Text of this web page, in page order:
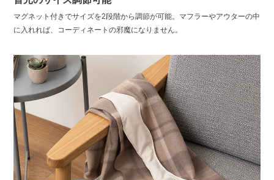
マグネット付きでサイズを2段階から調節が可能。マフラーやアウターの中
に入れれば、コーディネートの邪魔になりません。